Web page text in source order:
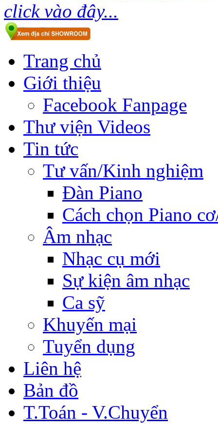
click vào đây...
Trang chủ
Giới thiệu
Facebook Fanpage
Thư viện Videos
Tin tức
Tư vấn/Kinh nghiệm
Đàn Piano
Cách chọn Piano
Âm nhạc
Nhạc cụ mới
Sự kiện âm nhạc
Ca sỹ
Khuyến mại
Tuyển dụng
Liên hệ
Bản đồ
T.Toán - V.Chuyển